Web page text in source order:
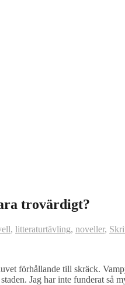
trovärdigt?
, litteraturtävling, noveller,
förhållande till skräck.
Jag har inte funderat så